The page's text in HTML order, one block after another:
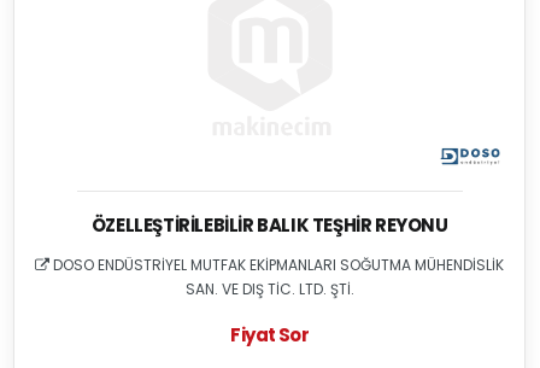
ÖZELLEŞTIRILEBILIR BALIK TEŞHIR REYONU
DOSO ENDÜSTRİYEL MUTFAK EKİPMANLARI SOĞUTMA MÜHENDİSLİK
SAN. VE DIŞ TİC. LTD. ŞTİ.
Fiyat Sor